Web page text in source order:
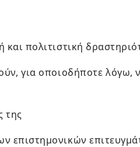
πολιτιστική
για οποιοδήποτε
της
επιστημονικών